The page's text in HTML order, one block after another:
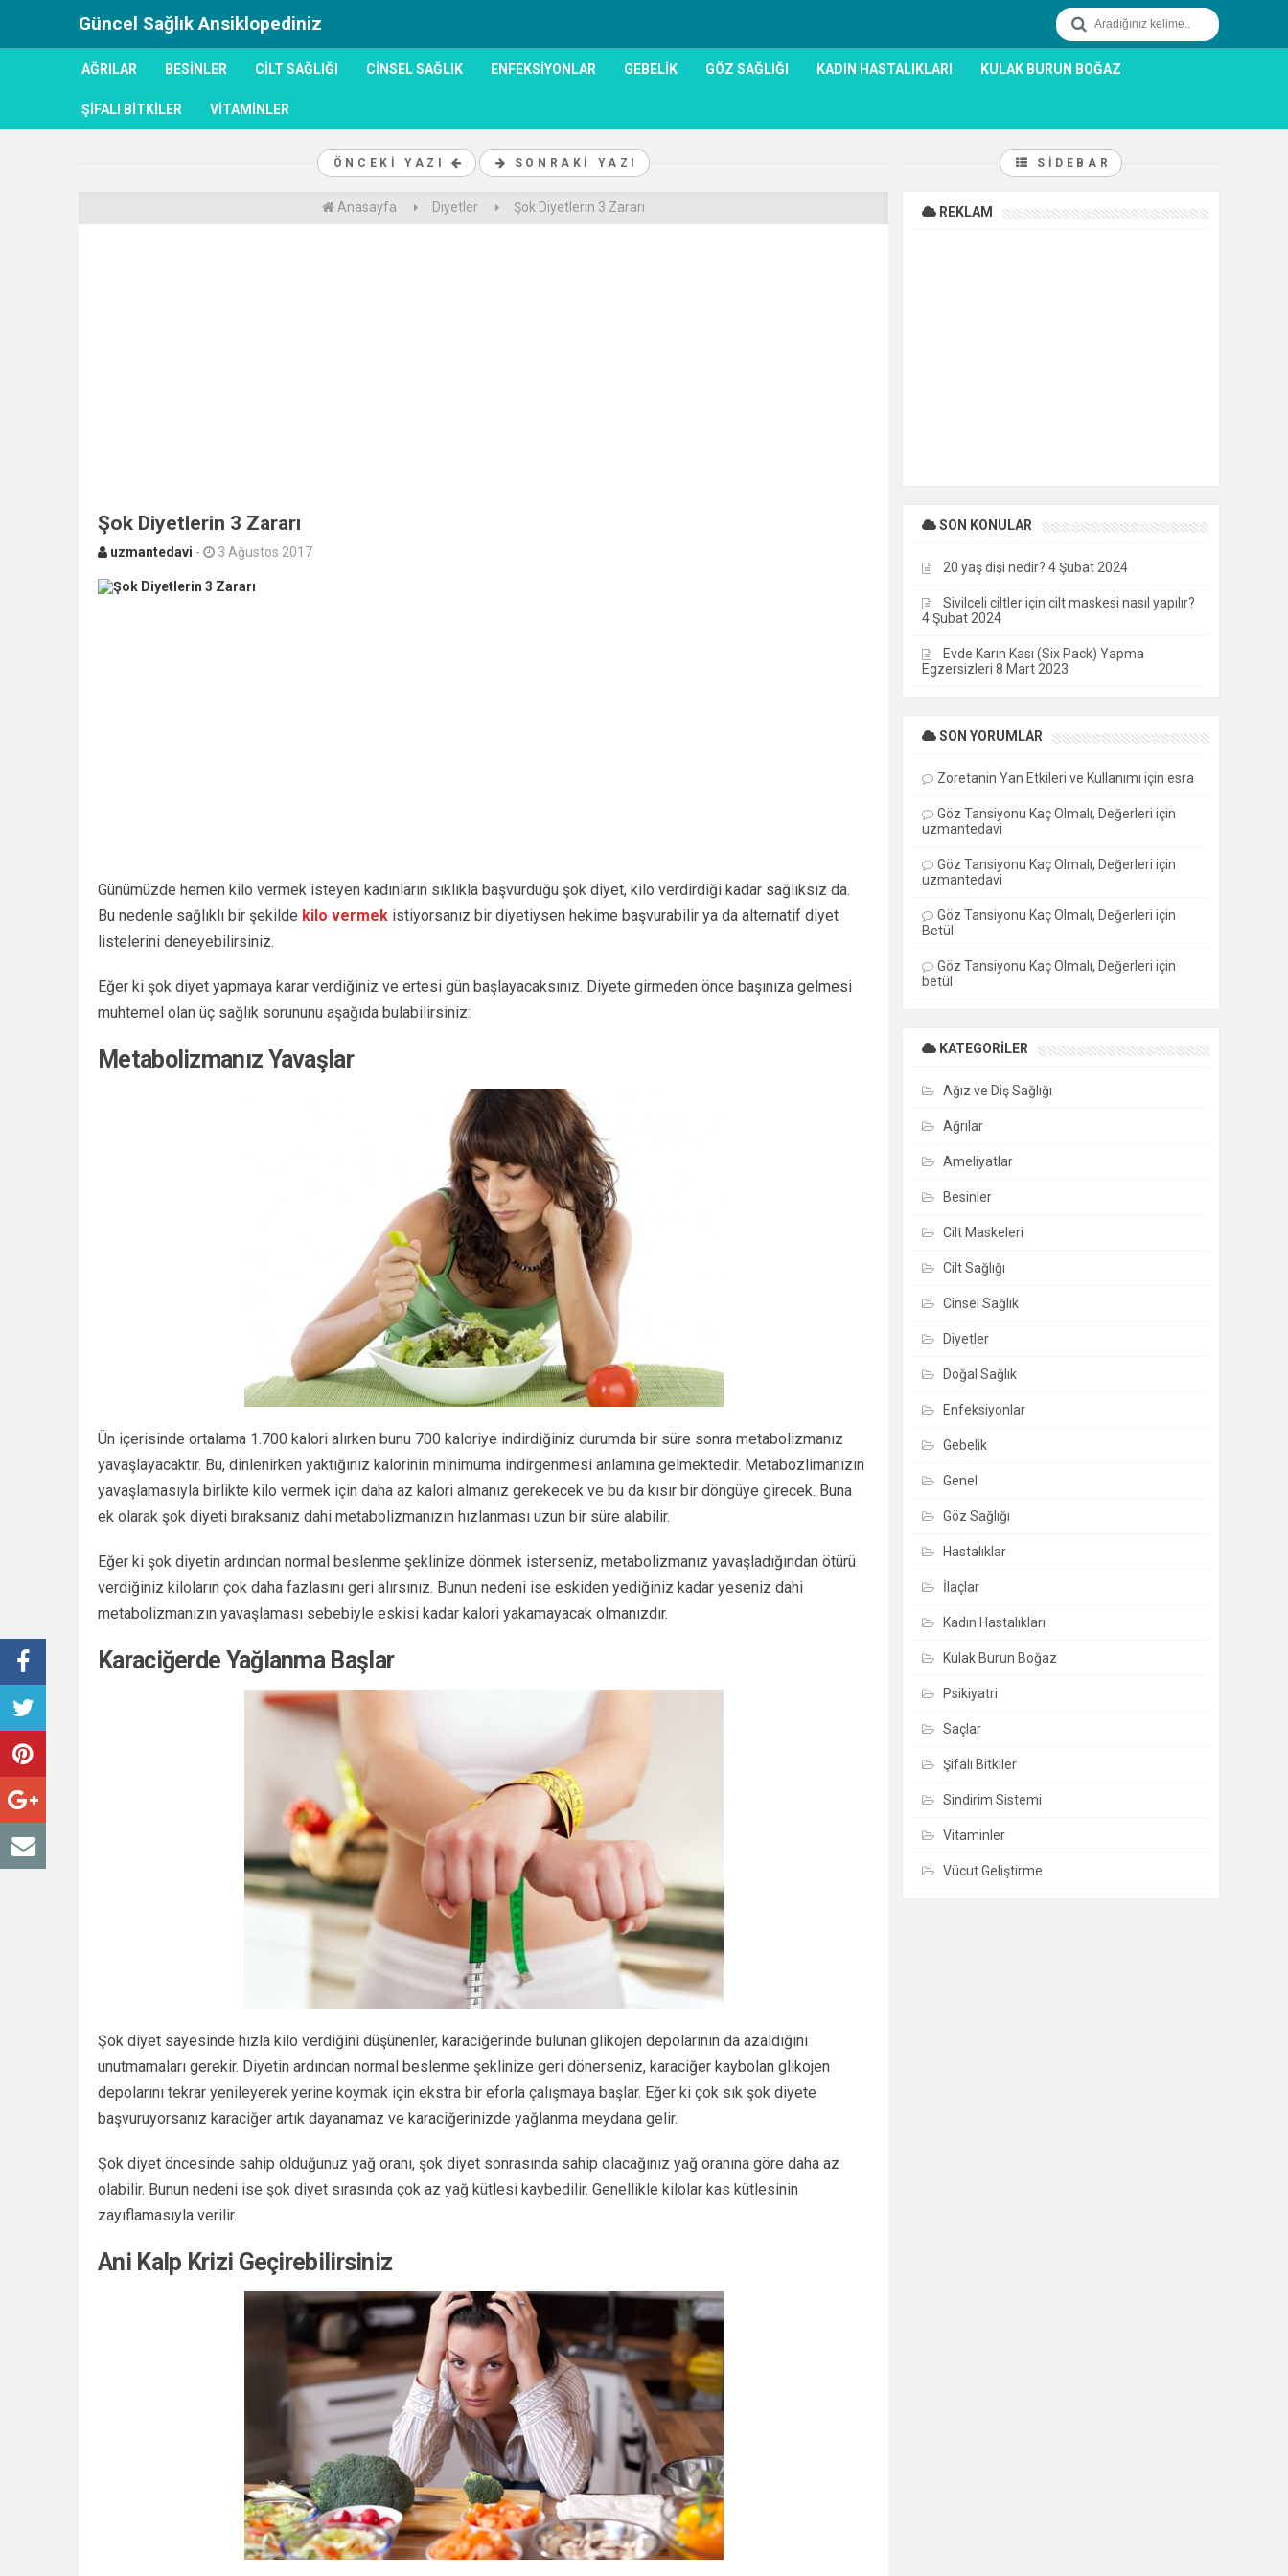
Güncel Sağlık Ansiklopediniz
AĞRILAR BESINLER CILT SAĞLIĞI CINSEL SAĞLIK ENFEKSIYONLAR GEBELIK GÖZ SAĞLIĞI KADIN HASTALIKLARI KULAK BURUN BOĞAZ
ŞIFALI BITKILER VITAMINLER
ÖNCEKI YAZI SONRAKI YAZI
Anasayfa Diyetler Şok Diyetlerin 3 Zararı
Şok Diyetlerin 3 Zararı
uzmantedavi - 3 Ağustos 2017
Günümüzde hemen kilo vermek isteyen kadınların sıklıkla başvurduğu şok diyet, kilo verdirdiği kadar sağlıksız da.
Bu nedenle sağlıklı bir şekilde kilo vermek istiyorsanız bir diyetiysen hekime başvurabilir ya da alternatif diyet
listelerini deneyebilirsiniz.
Eğer ki şok diyet yapmaya karar verdiğiniz ve ertesi gün başlayacaksınız. Diyete girmeden önce başınıza gelmesi
muhtemel olan üç sağlık sorununu aşağıda bulabilirsiniz:
Metabolizmanız Yavaşlar
Ün içerisinde ortalama 1.700 kalori alırken bunu 700 kaloriye indirdiğiniz durumda bir süre sonra metabolizmanız
yavaşlayacaktır. Bu, dinlenirken yaktığınız kalorinin minimuma indirgenmesi anlamına gelmektedir. Metabozlimanızın
yavaşlamasıyla birlikte kilo vermek için daha az kalori almanız gerekecek ve bu da kısır bir döngüye girecek. Buna
ek olarak şok diyeti bıraksanız dahi metabolizmanızın hızlanması uzun bir süre alabilir.
Eğer ki şok diyetin ardından normal beslenme şeklinize dönmek isterseniz, metabolizmanız yavaşladığından ötürü
verdiğiniz kiloların çok daha fazlasını geri alırsınız. Bunun nedeni ise eskiden yediğiniz kadar yeseniz dahi
metabolizmanızın yavaşlaması sebebiyle eskisi kadar kalori yakamayacak olmanızdır.
Karaciğerde Yağlanma Başlar
Şok diyet sayesinde hızla kilo verdiğini düşünenler, karaciğerinde bulunan glikojen depolarının da azaldığını
unutmamaları gerekir. Diyetin ardından normal beslenme şeklinize geri dönerseniz, karaciğer kaybolan glikojen
depolarını tekrar yenileyerek yerine koymak için ekstra bir eforla çalışmaya başlar. Eğer ki çok sık şok diyete
başvuruyorsanız karaciğer artık dayanamaz ve karaciğerinizde yağlanma meydana gelir.
Şok diyet öncesinde sahip olduğunuz yağ oranı, şok diyet sonrasında sahip olacağınız yağ oranına göre daha az
olabilir. Bunun nedeni ise şok diyet sırasında çok az yağ kütlesi kaybedilir. Genellikle kilolar kas kütlesinin
zayıflamasıyla verilir.
Ani Kalp Krizi Geçirebilirsiniz
SIDEBAR
REKLAM
SON KONULAR
20 yaş dişi nedir? 4 Şubat 2024
Sivilceli ciltler için cilt maskesi nasıl yapılır?
4 Şubat 2024
Evde Karın Kası (Six Pack) Yapma
Egzersizleri 8 Mart 2023
SON YORUMLAR
Zoretanin Yan Etkileri ve Kullanımı için esra
Göz Tansiyonu Kaç Olmalı, Değerleri için
uzmantedavi
Göz Tansiyonu Kaç Olmalı, Değerleri için
uzmantedavi
Göz Tansiyonu Kaç Olmalı, Değerleri için
Betül
Göz Tansiyonu Kaç Olmalı, Değerleri için
betül
KATEGORILER
Ağız ve Diş Sağlığı
Ağrılar
Ameliyatlar
Besinler
Cilt Maskeleri
Cilt Sağlığı
Cinsel Sağlık
Diyetler
Doğal Sağlık
Enfeksiyonlar
Gebelik
Genel
Göz Sağlığı
Hastalıklar
İlaçlar
Kadın Hastalıkları
Kulak Burun Boğaz
Psikiyatri
Saçlar
Şifalı Bitkiler
Sindirim Sistemi
Vitaminler
Vücut Geliştirme